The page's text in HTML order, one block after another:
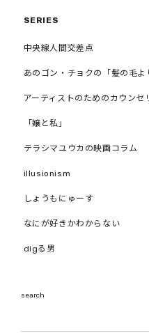
SERIES
中央線人間交差点
あのゴン・チョクの「髪の毛よ
アーティストのためのカウンセ
「嬢と私」
テラシマユウカの映画コラム
illusionism
しょうもにゅーす
なにが好きかわからない
digる男
search